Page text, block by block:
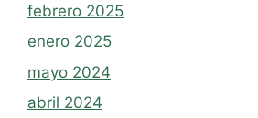
febrero 2025
enero 2025
mayo 2024
abril 2024